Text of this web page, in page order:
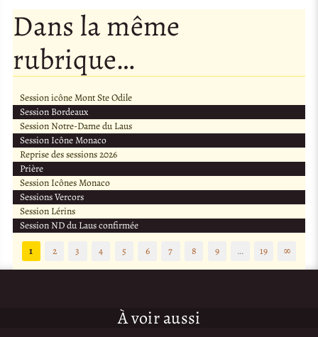
Dans la même
rubrique…
Session icône Mont Ste Odile
Session Bordeaux
Session Notre-Dame du Laus
Session Icône Monaco
Reprise des sessions 2026
Prière
Session Icônes Monaco
Sessions Vercors
Session Lérins
Session ND du Laus confirmée
1
2 3 4 5 6 7 8 9 … 19 ∞
À voir aussi